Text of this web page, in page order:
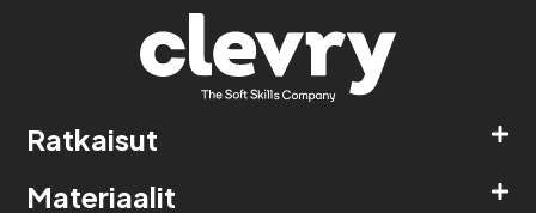
Ratkaisut
Materiaalit